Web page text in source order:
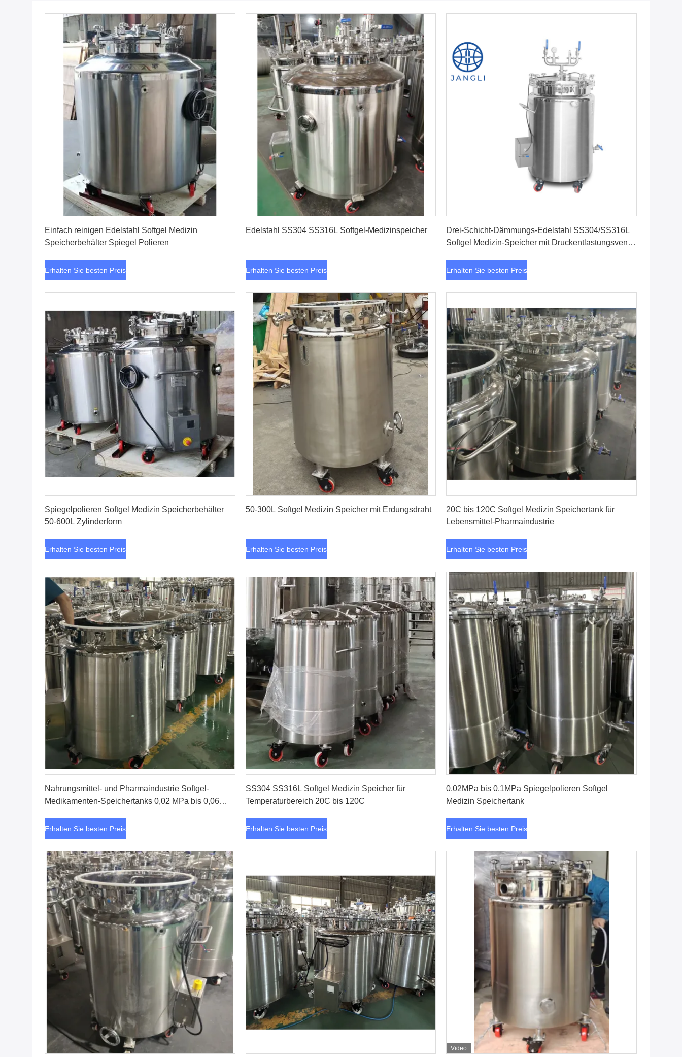
Einfach reinigen Edelstahl Softgel Medizin
Speicherbehälter Spiegel Polieren
Erhalten Sie besten Preis
Edelstahl SS304 SS316L Softgel-Medizinspeicher
Erhalten Sie besten Preis
Drei-Schicht-Dämmungs-Edelstahl SS304/SS316L
Softgel Medizin-Speicher mit Druckentlastungsventil
Erhalten Sie besten Preis
Spiegelpolieren Softgel Medizin Speicherbehälter
50-600L Zylinderform
Erhalten Sie besten Preis
50-300L Softgel Medizin Speicher mit Erdungsdraht
Erhalten Sie besten Preis
20C bis 120C Softgel Medizin Speichertank für
Lebensmittel-Pharmaindustrie
Erhalten Sie besten Preis
Nahrungsmittel- und Pharmaindustrie Softgel-
Medikamenten-Speichertanks 0,02 MPa bis 0,06
Erhalten Sie besten Preis
SS304 SS316L Softgel Medizin Speicher für
Temperaturbereich 20C bis 120C
Erhalten Sie besten Preis
0.02MPa bis 0,1MPa Spiegelpolieren Softgel
Medizin Speichertank
Erhalten Sie besten Preis
Video